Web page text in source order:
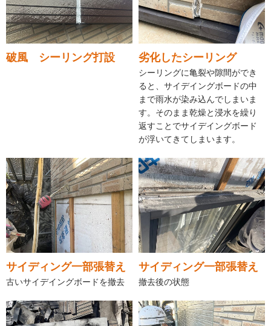
破風 シーリング打設 劣化したシーリング
シーリングに亀裂や隙間ができ
ると、サイデイングボードの中
まで雨水が染み込んでしまいま
す。そのまま乾燥と浸水を繰り
返すことでサイデイングボード
が浮いてきてしまいます。
サイディング一部張替え
古いサイデイングボードを撤去
サイディング一部張替え
撤去後の状態